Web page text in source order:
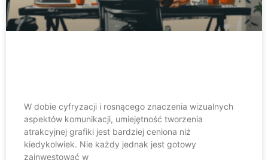
W dobie cyfryzacji i rosnącego znaczenia wizualnych
aspektów komunikacji, umiejętność tworzenia
atrakcyjnej grafiki jest bardziej ceniona niż
kiedykolwiek. Nie każdy jednak jest gotowy
zainwestować w